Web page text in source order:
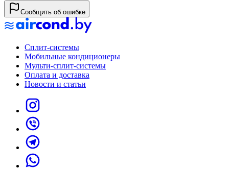
Сообщить об ошибке
Сплит-системы
Мобильные кондиционеры
Мульти-сплит-системы
Оплата и доставка
Новости и статьи